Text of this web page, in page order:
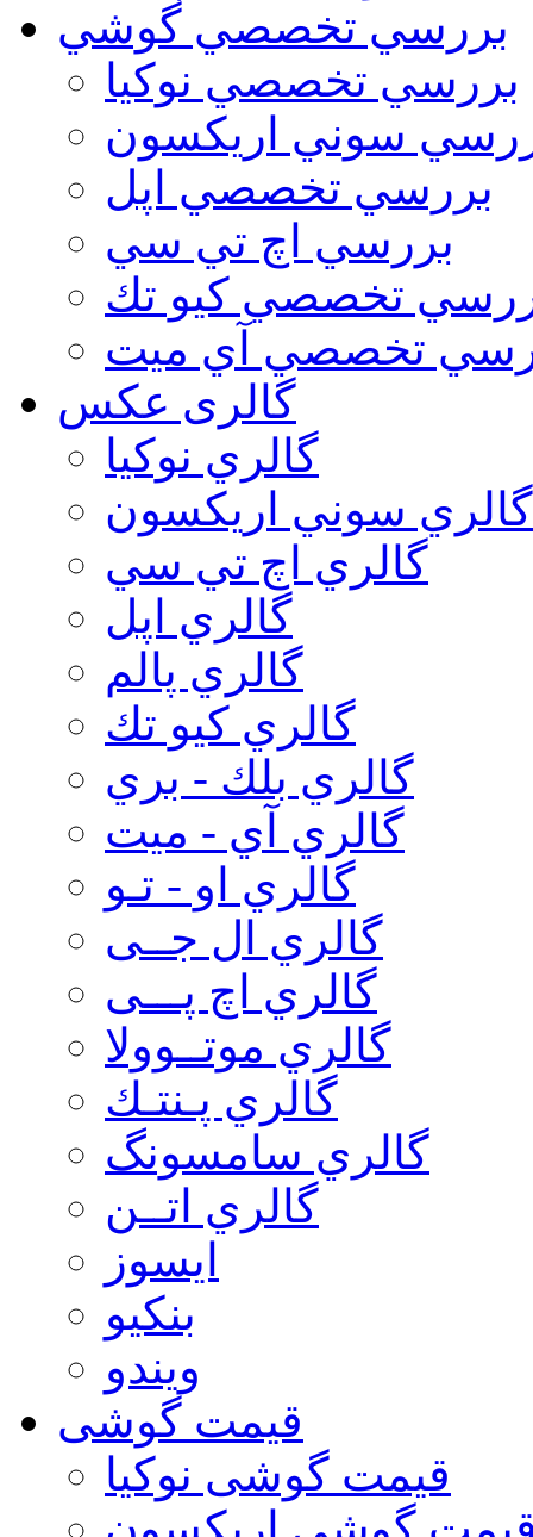
بررسي تخصصي گوشي
بررسي تخصصي نوكيا
سوني اريكسون
بررسي تخصصي اپل
بررسي اچ تي سي
تخصصي كيو تك
تخصصي آي ميت
گالری عکس
گالري نوكيا
گالري سوني اريكسون
گالري اچ تي سي
گالري اپل
گالري پالم
گالري كيو تك
گالري بلك - بري
گالري آي - ميت
گالري او - تـو
گالري ال جــی
گالري اچ پـــی
گالري موتــوولا
گالري پـنتـك
گالري سامسونگ
گالري اتــن
ایسوز
بنکیو
ویندو
قیمت گوشی
قیمت گوشی نوكيا